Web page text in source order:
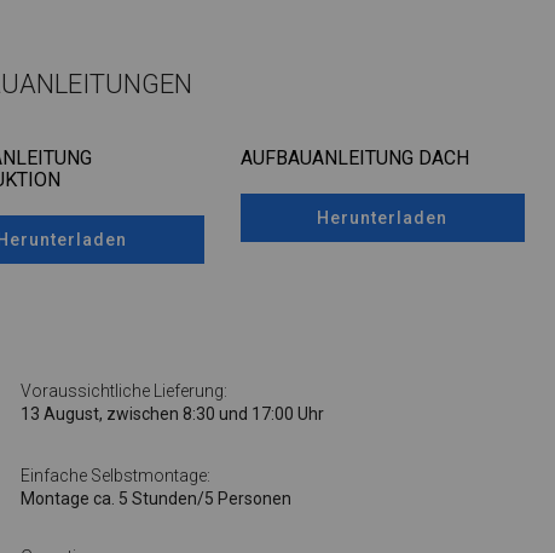
Herunterladen
AUFBAUANLEITUNG DACH
Herunterladen
Voraussichtliche Lieferung:
13 August, zwischen 8:30 und 17:00 Uhr
Einfache Selbstmontage:
Montage ca. 5 Stunden/5 Personen